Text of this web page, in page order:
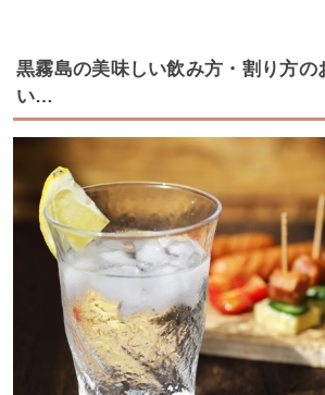
黒霧島の美味しい飲み方・割り方の
い…